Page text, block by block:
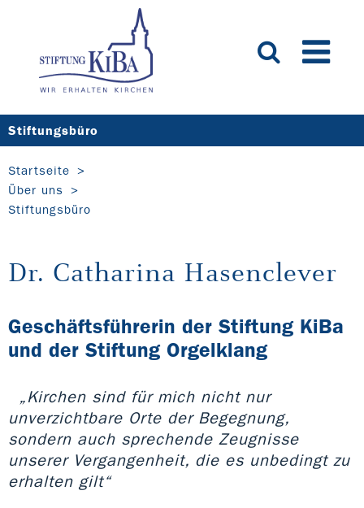
Stiftungsbüro
Startseite
Über uns
Stiftungsbüro
Dr. Catharina Hasenclever
Geschäftsführerin der Stiftung KiBa
und der Stiftung Orgelklang
„Kirchen sind für mich nicht nur
unverzichtbare Orte der Begegnung,
sondern auch sprechende Zeugnisse
unserer Vergangenheit, die es unbedingt zu
erhalten gilt“